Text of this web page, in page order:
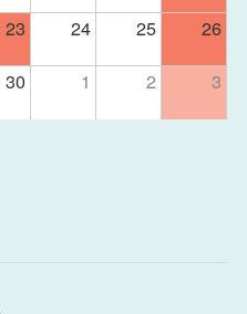
23 24 25
26
30 1 2 3